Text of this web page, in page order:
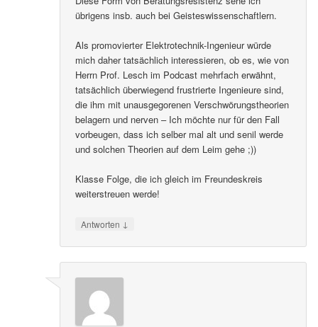
übrigens insb. auch bei Geisteswissenschaftlern.
Als promovierter Elektrotechnik-Ingenieur würde
mich daher tatsächlich interessieren, ob es, wie von
Herrn Prof. Lesch im Podcast mehrfach erwähnt,
tatsächlich überwiegend frustrierte Ingenieure sind,
die ihm mit unausgegorenen Verschwörungstheorien
belagern und nerven – Ich möchte nur für den Fall
vorbeugen, dass ich selber mal alt und senil werde
und solchen Theorien auf dem Leim gehe ;))
Klasse Folge, die ich gleich im Freundeskreis
weiterstreuen werde!
Antworten ↓